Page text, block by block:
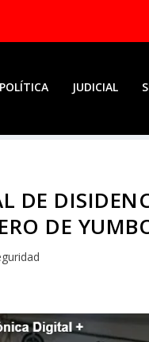
POLÍTICA JUDICIAL
DE
DE